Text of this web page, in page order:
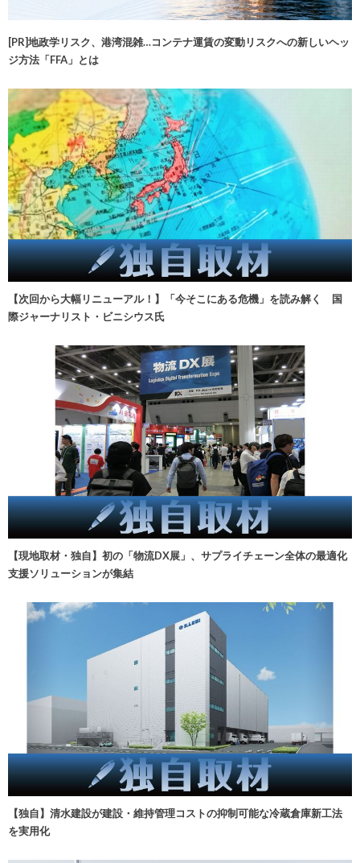
[PR]地政学リスク、港湾混雑…コンテナ運賃の変動リスクへの新しいヘッ
ジ方法「FFA」とは
【次回から大幅リニューアル！】「今そこにある危機」を読み解く 国
際ジャーナリスト・ビニシウス氏
【現地取材・独自】初の「物流DX展」、サプライチェーン全体の最適化
支援ソリューションが集結
【独自】清水建設が建設・維持管理コストの抑制可能な冷蔵倉庫新工法
を実用化